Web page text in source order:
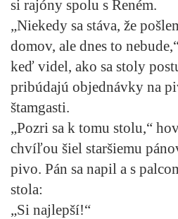
si rajóny spolu s Reném.
„Niekedy sa stáva, že
domov, ale dnes to
keď videl, ako sa stoly
pribúdajú objednávky na
štamgasti.
„Pozri sa k tomu stolu,“
chvíľou šiel staršiemu
pivo. Pán sa napil a s
stola:
„Si najlepší!“